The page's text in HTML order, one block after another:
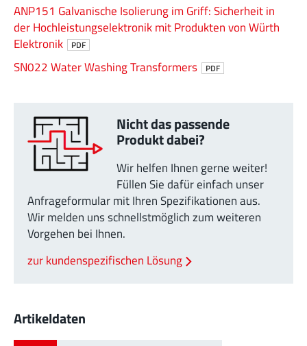
ANP151 Galvanische Isolierung im Griff: Sicherheit in
der Hochleistungselektronik mit Produkten von Würth
Elektronik
PDF
SN022 Water Washing Transformers PDF
Nicht das passende
Produkt dabei?
Wir helfen Ihnen gerne weiter!
Füllen Sie dafür einfach unser
Anfrageformular mit Ihren Spezifikationen aus.
Wir melden uns schnellstmöglich zum weiteren
Vorgehen bei Ihnen.
zur kundenspezifischen Lösung
Artikeldaten